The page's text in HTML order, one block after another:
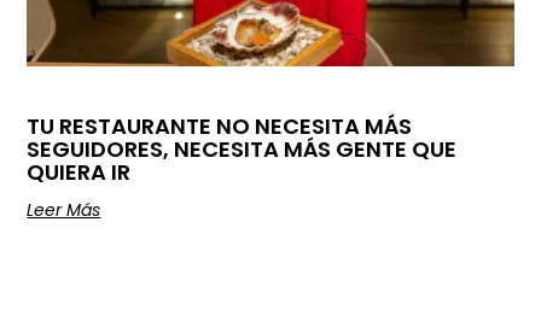
TU RESTAURANTE NO NECESITA MÁS
SEGUIDORES, NECESITA MÁS GENTE QUE
QUIERA IR
Leer Más